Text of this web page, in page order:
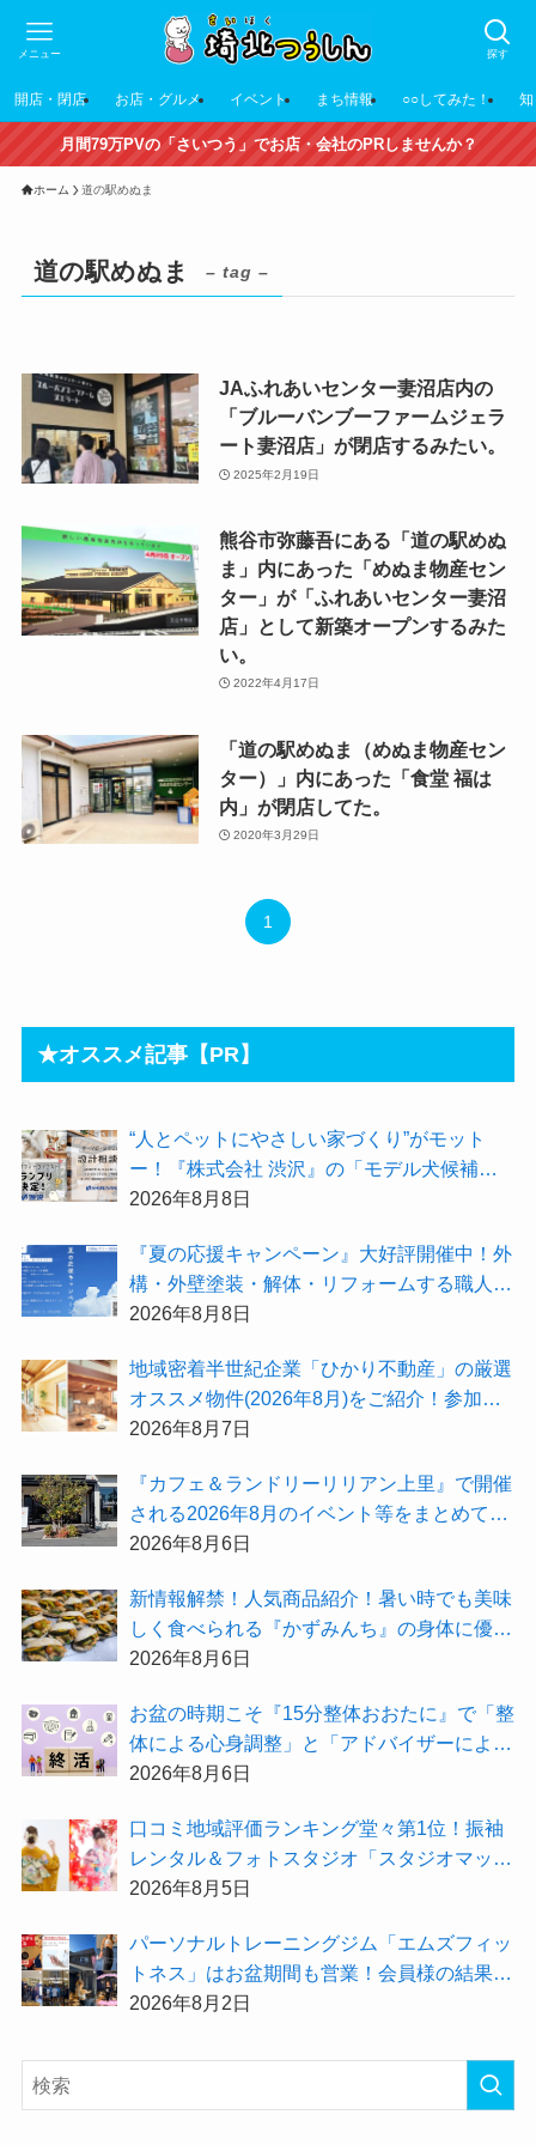
探す
メニュー
開店・閉店 お店・グルメ イベント まち情報 ○○してみた！
月間79万PVの「さいつう」でお店・会社のPRしませんか？
ホーム 道の駅めぬま
道の駅めぬま – tag –
JAふれあいセンター妻沼店内の
「ブルーバンブーファームジェラ
ート妻沼店」が閉店するみたい。
2025年2月19日
熊谷市弥藤吾にある「道の駅めぬ
ま」内にあった「めぬま物産セン
ター」が「ふれあいセンター妻沼
店」として新築オープンするみた
い。
2022年4月17日
「道の駅めぬま（めぬま物産セン
ター）」内にあった「食堂 福は
内」が閉店してた。
2020年3月29日
1
★オススメ記事【PR】
“人とペットにやさしい家づくり”がモット
ー！『株式会社 渋沢』の「モデル犬候補」
が選出されました★『テーマ別 住宅相談
2026年8月8日
『夏の応援キャンペーン』大好評開催中！外
構・外壁塗装・解体・リフォームする職人を
探すなら『街の職人さん.com』がオススメ
2026年8月8日
地域密着半世紀企業「ひかり不動産」の厳選
オススメ物件(2026年8月)をご紹介！参加費
無料『”木の家”新潟工場見学会』のご予約も
2026年8月7日
『カフェ＆ランドリーリリアン上里』で開催
される2026年8月のイベント等をまとめてご
紹介！
2026年8月6日
新情報解禁！人気商品紹介！暑い時でも美味
しく食べられる『かずみんち』の身体に優し
い天然酵母手作り減塩パンを召し上がれ♪
2026年8月6日
お盆の時期こそ『15分整体おおたに』で「整
体による心身調整」と「アドバイザーによる
身辺整理の準備」をしてみませんか？
2026年8月6日
⼝コミ地域評価ランキング堂々第1位！振袖
レンタル＆フォトスタジオ「スタジオマック
ス」がお得な『2026年8月限定キャンペー
2026年8月5日
パーソナルトレーニングジム「エムズフィッ
トネス」はお盆期間も営業！会員様の結果を
大公開★
2026年8月2日